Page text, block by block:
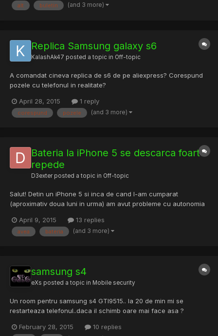
buletinul intreg? Problema e ca nu se vede litera y di...
alt buletin (and 3 more)
Replica Samsung galaxy s6
KalashAk47 posted a topic in Off-topic
A comandat cineva replica de s6 de pe aliexpress? Corespund
pozele cu telefonul in realitate?
April 28, 2015 1 reply
corespund pozele (and 3 more)
Bateria la iPhone 5 se descarca foarte
repede
D3exter posted a topic in Off-topic
Salut! Detin un iPhone 5 si inca de cand l-am cumparat
(aproximativ doua luni in urma) am avut probleme cu autonomia
originala Apple, asa ca i-am schimbat bateria si am cumparat un
incarcator original. Cu setarile enumerate mai jos,...
April 9, 2015 13 replies
avea bateria (and 3 more)
samsung s4
eXs posted a topic in Mobile security
Un room pentru samsung s4 GTI9515.. la 20 de min mi se
restarteaza telefonul..daca il schimb oare mai face asa ?
February 28, 2015 10 replies